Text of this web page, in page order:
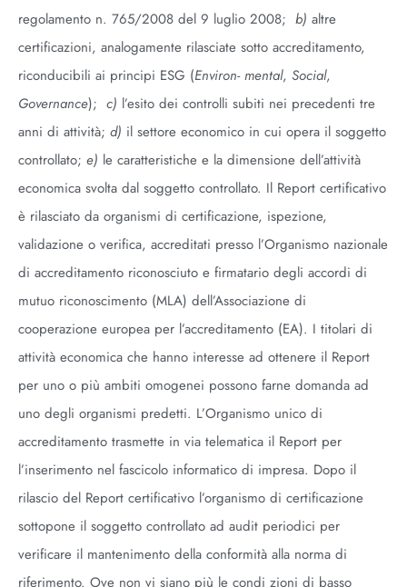
regolamento n. 765/2008 del 9 luglio 2008; b) altre
certificazioni, analogamente rilasciate sotto accreditamento,
riconducibili ai principi ESG (Environ- mental, Social,
Governance); c) l’esito dei controlli subiti nei precedenti tre
anni di attività; d) il settore economico in cui opera il soggetto
controllato; e) le caratteristiche e la dimensione dell’attività
economica svolta dal soggetto controllato. Il Report certificativo
è rilasciato da organismi di certificazione, ispezione,
validazione o verifica, accreditati presso l’Organismo nazionale
di accreditamento riconosciuto e firmatario degli accordi di
mutuo riconoscimento (MLA) dell’Associazione di
cooperazione europea per l’accreditamento (EA). I titolari di
attività economica che hanno interesse ad ottenere il Report
per uno o più ambiti omogenei possono farne domanda ad
uno degli organismi predetti. L’Organismo unico di
accreditamento trasmette in via telematica il Report per
l’inserimento nel fascicolo informatico di impresa. Dopo il
rilascio del Report certificativo l’organismo di certificazione
sottopone il soggetto controllato ad audit periodici per
verificare il mantenimento della conformità alla norma di
riferimento. Ove non vi siano più le condi zioni di basso